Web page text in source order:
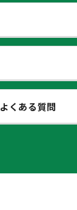
よくある質問